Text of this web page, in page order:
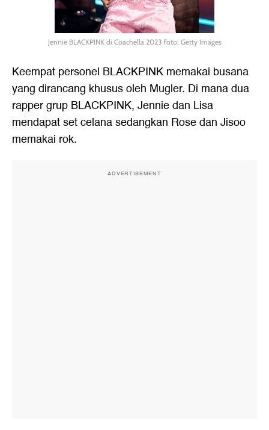
Jennie BLACKPINK di Coachella 2023 Foto: Getty Images
Keempat personel BLACKPINK memakai busana
yang dirancang khusus oleh Mugler. Di mana dua
rapper grup BLACKPINK, Jennie dan Lisa
mendapat set celana sedangkan Rose dan Jisoo
memakai rok.
ADVERTISEMENT